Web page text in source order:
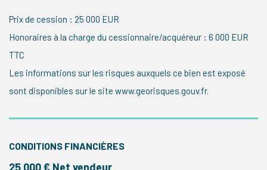
Prix de cession : 25 000 EUR
Honoraires à la charge du cessionnaire/acquéreur : 6 000 EUR
TTC
Les informations sur les risques auxquels ce bien est exposé
sont disponibles sur le site www.georisques.gouv.fr.
CONDITIONS FINANCIÈRES
25 000 € Net vendeur